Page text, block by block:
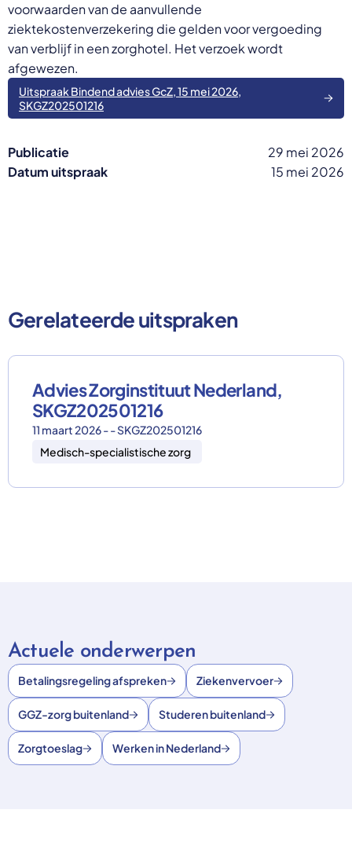
voorwaarden van de aanvullende
ziektekostenverzekering die gelden voor vergoeding
van verblijf in een zorghotel. Het verzoek wordt
afgewezen.
Uitspraak Bindend advies GcZ, 15 mei 2026,
SKGZ202501216
Publicatie
29 mei 2026
Datum uitspraak
15 mei 2026
Gerelateerde uitspraken
Advies Zorginstituut Nederland,
SKGZ202501216
11 maart 2026 - - SKGZ202501216
Medisch-specialistische zorg
Actuele onderwerpen
Betalingsregeling afspreken Ziekenvervoer
GGZ-zorg buitenland Studeren buitenland
Zorgtoeslag Werken in Nederland